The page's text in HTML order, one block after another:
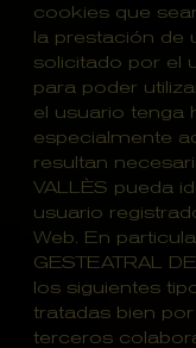
cookies que
la prestación de
solicitado por el
para poder
el usuario tenga
especialmente
resultan
VALLÈS pueda
usuario
Web. En
GESTEATRAL
los siguientes
tratadas bien
terceros